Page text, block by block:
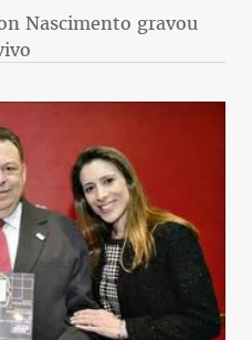
Nascimento gravou